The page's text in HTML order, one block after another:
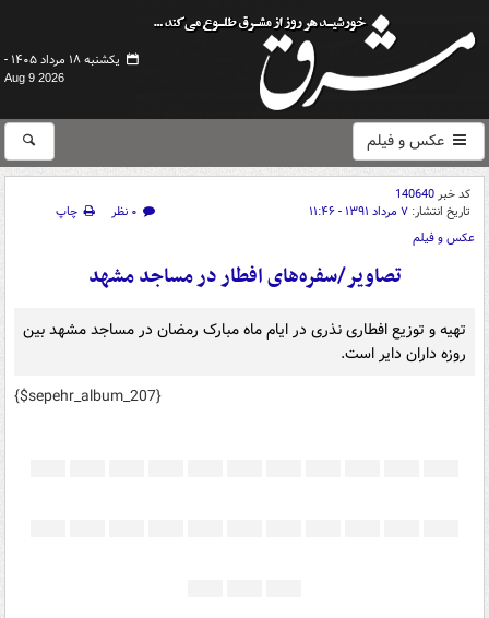
یکشنبه ۱۸ مرداد ۱۴۰۵ -
Aug 9 2026
عکس و فیلم
کد خبر140640
تاریخ انتشار: ۷ مرداد ۱۳۹۱ - ۱۱:۴۶ ۰ نظر
چاپ
عکس و فیلم
تصاویر/سفره‌های افطار در مساجد مشهد
تهیه و توزیع افطاری نذری در ایام ماه مبارک رمضان در مساجد مشهد بین
روزه داران دایر است.
{$sepehr_album_207}